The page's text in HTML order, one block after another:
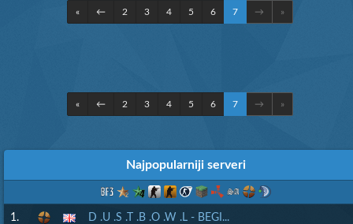
« ← 2 3 4 5 6 7 → »
« ← 2 3 4 5 6 7 → »
Najpopularniji serveri
1. D .U .S .T .B .O .W .L - BEGI...